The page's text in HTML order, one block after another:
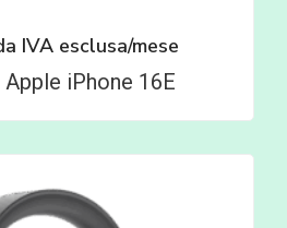
IVA esclusa/mese
iPhone 16E